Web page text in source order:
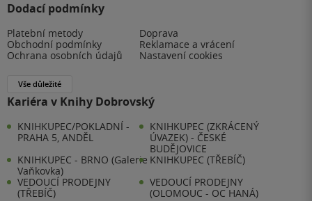
Dodací podmínky
Platební metody
Doprava
Obchodní podmínky
Reklamace a vrácení
Ochrana osobních údajů
Nastavení cookies
Vše důležité
Kariéra v Knihy Dobrovský
KNIHKUPEC/POKLADNÍ -
PRAHA 5, ANDĚL
KNIHKUPEC (ZKRÁCENÝ
ÚVAZEK) - ČESKÉ
BUDĚJOVICE
KNIHKUPEC - BRNO (Galerie
Vaňkovka)
KNIHKUPEC (TŘEBÍČ)
VEDOUCÍ PRODEJNY
(TŘEBÍČ)
VEDOUCÍ PRODEJNY
(OLOMOUC - OC HANÁ)